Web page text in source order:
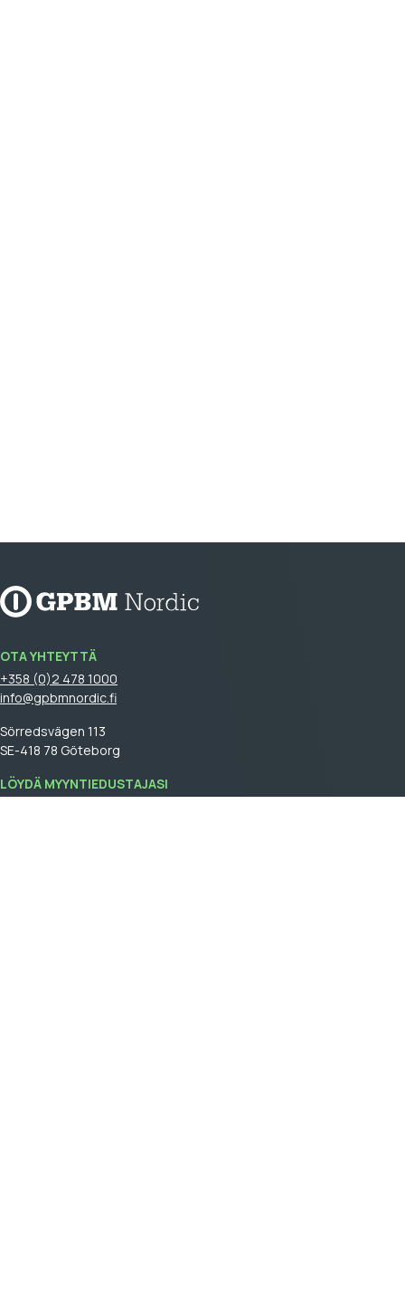
OTA YHTEYTTÄ
+358 (0)2 478 1000
info@gpbmnordic.fi
Sörredsvägen 113
SE-418 78 Göteborg
LÖYDÄ MYYNTIEDUSTAJASI